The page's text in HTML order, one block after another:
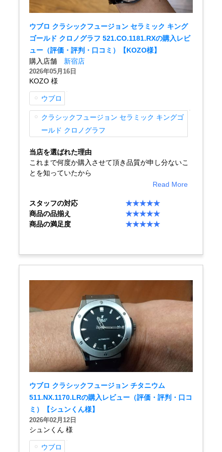
詳細検索はこちら
ご利用ガイド
GINZA RASINのプレミアムクオリティについて
送料・お支払方法
ショッピングローンの流れ
お問い合わせ
ショップサービス
腕時計サイズ調整サービス
店舗受け取りサービス
店舗取り寄せサービス
買取・下取りをご希望の方
買取・下取りはこちら
買取専門サロン
買取ご成約者様限定5万円クーポン
ウブロ クラシックフュージョン セラミック キング
ゴールド クロノグラフ 521.CO.1181.RXの購入レビ
ュー（評価・評判・口コミ）【KOZO様】
購入店舗 新宿店
2026年05月16日
KOZO 様
ウブロ
クラシックフュージョン セラミック キングゴ
ールド クロノグラフ
当店を選ばれた理由
これまで何度か購入させて頂き品質が申し分ないこ
とを知っていたから
Read More
スタッフの対応
★★★★★
商品の品揃え
★★★★★
商品の満足度
★★★★★
ウブロ クラシックフュージョン チタニウム
511.NX.1170.LRの購入レビュー（評価・評判・口コ
ミ）【シュンくん様】
2026年02月12日
シュンくん 様
ウブロ